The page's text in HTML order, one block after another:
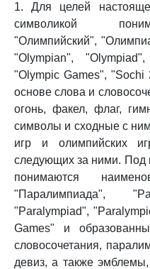
1. Для целей
символикой
"Олимпийский",
"Olympian",
"Olympic Games",
основе слова и
огонь, факел, флаг,
символы и сходные с
игр и олимпийских
следующих за ними. Под
понимаются
"Паралимпиада",
"Paralympiad",
Games" и
словосочетания,
девиз, а также